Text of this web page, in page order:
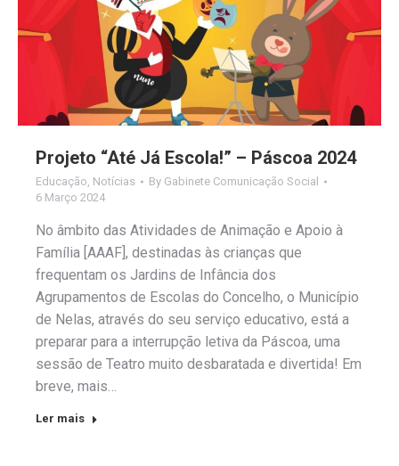
Projeto “Até Já Escola!” – Páscoa 2024
Educação, Notícias By Gabinete Comunicação Social
6 Março 2024
No âmbito das Atividades de Animação e Apoio à
Família [AAAF], destinadas às crianças que
frequentam os Jardins de Infância dos
Agrupamentos de Escolas do Concelho, o Município
de Nelas, através do seu serviço educativo, está a
preparar para a interrupção letiva da Páscoa, uma
sessão de Teatro muito desbaratada e divertida! Em
breve, mais…
Ler mais